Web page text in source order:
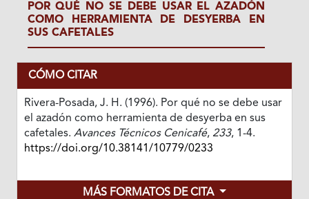
POR QUÉ NO SE DEBE USAR EL AZADÓN
COMO HERRAMIENTA DE DESYERBA EN
SUS CAFETALES
CÓMO CITAR
Rivera-Posada, J. H. (1996). Por qué no se debe usar
el azadón como herramienta de desyerba en sus
cafetales. Avances Técnicos Cenicafé, 233, 1-4.
https://doi.org/10.38141/10779/0233
MÁS FORMATOS DE CITA